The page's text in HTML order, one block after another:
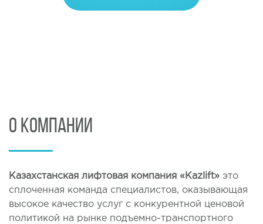
О КОМПАНИИ
Казахстанская лифтовая компания «Kazlift» это
сплоченная команда специалистов, оказывающая
высокое качество услуг с конкурентной ценовой
политикой на рынке подъемно-транспортного